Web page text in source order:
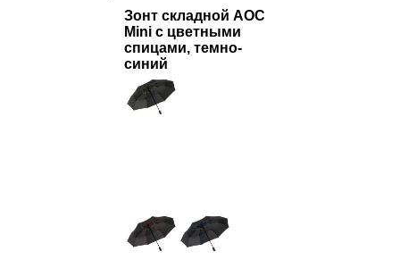
Зонт складной AOC
Mini с цветными
спицами, темно-
синий